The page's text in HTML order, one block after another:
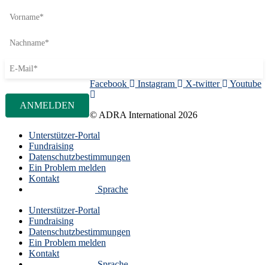
Facebook Instagram X-twitter Youtube
© ADRA International 2026
Unterstützer-Portal
Fundraising
Datenschutzbestimmungen
Ein Problem melden
Kontakt
Sprache
Unterstützer-Portal
Fundraising
Datenschutzbestimmungen
Ein Problem melden
Kontakt